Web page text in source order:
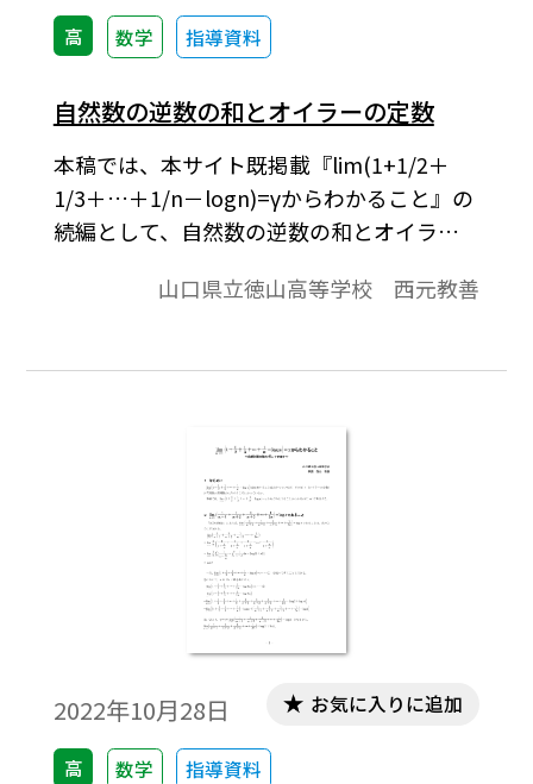
高 数学 指導資料
自然数の逆数の和とオイラーの定数
本稿では、本サイト既掲載『lim(1+1/2＋
1/3＋…＋1/n－logn)=γからわかること』の
続編として、自然数の逆数の和とオイラー
数式は、「Tosho数式エディタ」で作成され
るためには、「Tosho数式エディタ」が導入
山口県立徳山高等学校 西元教善
2022年10月28日
高 数学 指導資料
お気に入りに追加